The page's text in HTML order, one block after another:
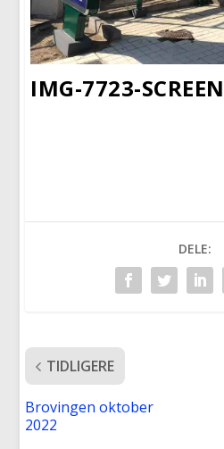
IMG-7723-SCREEN
DELE:
TIDLIGERE
Brovingen oktober
2022